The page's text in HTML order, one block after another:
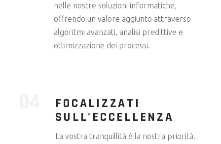
nelle nostre soluzioni informatiche,
offrendo un valore aggiunto attraverso
algoritmi avanzati, analisi predittive e
ottimizzazione dei processi.
FOCALIZZATI
SULL'ECCELLENZA
La vostra tranquillità è la nostra priorità.